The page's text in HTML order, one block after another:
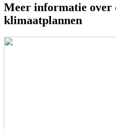
Meer informatie over
klimaatplannen